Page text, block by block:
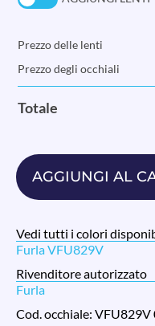
Prezzo delle lenti
Prezzo degli occhiali
Totale
AGGIUNGI AL
Vedi tutti i colori
Furla VFU829V
Rivenditore autorizzato
Furla
Cod. occhiale: VFU829V